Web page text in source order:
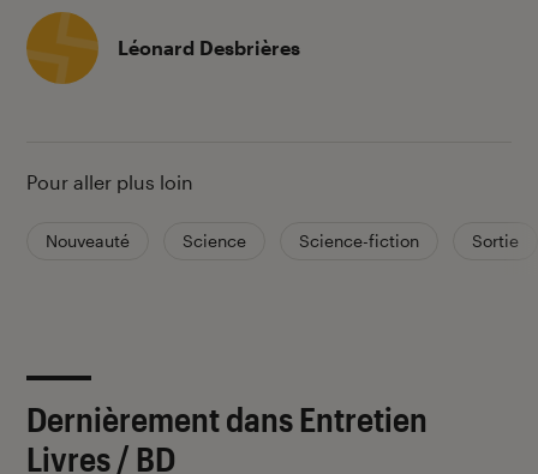
Léonard Desbrières
Pour aller plus loin
Nouveauté Science Science-fiction Sortie
Dernièrement dans Entretien
Livres / BD